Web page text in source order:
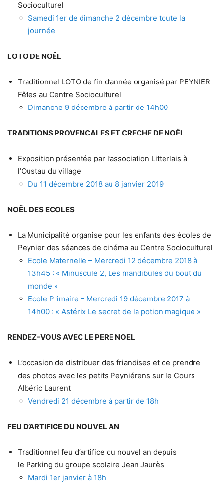
Socioculturel
Samedi 1er de dimanche 2 décembre toute la
journée
LOTO DE NOËL
Traditionnel LOTO de fin d’année organisé par PEYNIER
Fêtes au Centre Socioculturel
Dimanche 9 décembre à partir de 14h00
TRADITIONS PROVENCALES ET CRECHE DE NOËL
Exposition présentée par l’association Litterlais à
l’Oustau du village
Du 11 décembre 2018 au 8 janvier 2019
NOËL DES ECOLES
La Municipalité organise pour les enfants des écoles de
Peynier des séances de cinéma au Centre Socioculturel
Ecole Maternelle – Mercredi 12 décembre 2018 à
13h45 : « Minuscule 2, Les mandibules du bout du
monde »
Ecole Primaire – Mercredi 19 décembre 2017 à
14h00 : « Astérix Le secret de la potion magique »
RENDEZ-VOUS AVEC LE PERE NOEL
L’occasion de distribuer des friandises et de prendre
des photos avec les petits Peyniérens sur le Cours
Albéric Laurent
Vendredi 21 décembre à partir de 18h
FEU D’ARTIFICE DU NOUVEL AN
Traditionnel feu d’artifice du nouvel an depuis
le Parking du groupe scolaire Jean Jaurès
Mardi 1er janvier à 18h